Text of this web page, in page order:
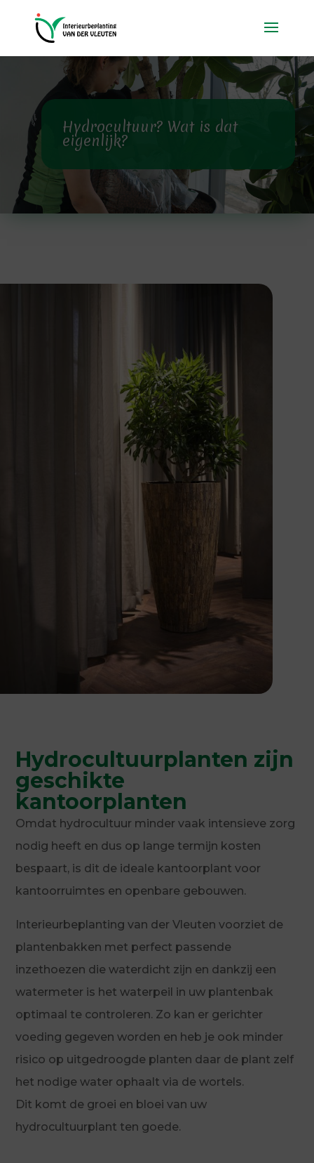
Hydrocultuur? Wat is dat
eigenlijk?
Hydrocultuurplanten zijn
geschikte
kantoorplanten
Omdat hydrocultuur minder vaak intensieve zorg
nodig heeft en dus op lange termijn kosten
bespaart, is dit de ideale kantoorplant voor
kantoorruimtes en openbare gebouwen.
Interieurbeplanting van der Vleuten voorziet de
plantenbakken met perfect passende
inzethoezen die waterdicht zijn en dankzij een
watermeter is het waterpeil in uw plantenbak
optimaal te controleren. Zo kan er gerichter
voeding gegeven worden en heb je ook minder
risico op uitgedroogde planten daar de plant zelf
het nodige water ophaalt via de wortels.
Dit komt de groei en bloei van uw
hydrocultuurplant ten goede.